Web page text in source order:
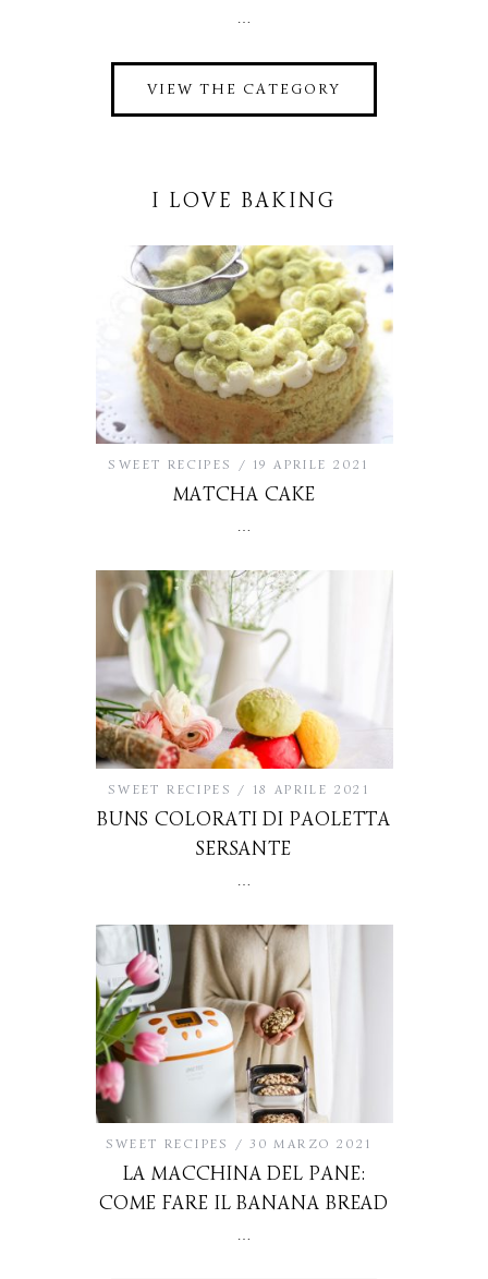
VIEW THE CATEGORY
I LOVE BAKING
SWEET RECIPES 19 APRILE 2021
MATCHA CAKE
SWEET RECIPES 18 APRILE 2021
BUNS COLORATI DI PAOLETTA
SERSANTE
SWEET RECIPES 30 MARZO 2021
LA MACCHINA DEL PANE:
COME FARE IL BANANA BREAD